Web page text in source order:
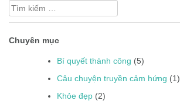
Tìm
kiếm
Chuyên mục
Bí quyết thành công (5)
Câu chuyện truyền cảm hứng (1)
Khỏe đẹp (2)